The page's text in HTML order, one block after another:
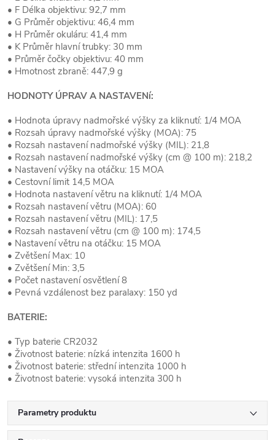
• F Délka objektivu: 92,7 mm
• G Průměr objektivu: 46,4 mm
• H Průměr okuláru: 41,4 mm
• K Průměr hlavní trubky: 30 mm
• Průměr čočky objektivu: 40 mm
• Hmotnost zbraně: 447,9 g
HODNOTY ÚPRAV A NASTAVENí:
• Hodnota úpravy nadmořské výšky za kliknutí: 1/4 MOA
• Rozsah úpravy nadmořské výšky (MOA): 75
• Rozsah nastavení nadmořské výšky (MIL): 21,8
• Rozsah nastavení nadmořské výšky (cm @ 100 m): 218,2
• Nastavení výšky na otáčku: 15 MOA
• Cestovní limit 14,5 MOA
• Hodnota nastavení větru na kliknutí: 1/4 MOA
• Rozsah nastavení větru (MOA): 60
• Rozsah nastavení větru (MIL): 17,5
• Rozsah nastavení větru (cm @ 100 m): 174,5
• Nastavení větru na otáčku: 15 MOA
• Zvětšení Max: 10
• Zvětšení Min: 3,5
• Počet nastavení osvětlení 8
• Pevná vzdálenost bez paralaxy: 150 yd
BATERIE:
• Typ baterie CR2032
• Životnost baterie: nízká intenzita 1600 h
• Životnost baterie: střední intenzita 1000 h
• Životnost baterie: vysoká intenzita 300 h
Parametry produktu